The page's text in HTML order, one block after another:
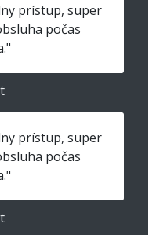
prístup, super
počas
prístup, super
počas